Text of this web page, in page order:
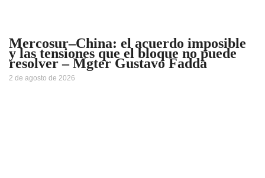
Mercosur–China: el acuerdo imposible
y las tensiones que el bloque no puede
resolver – Mgter Gustavo Fadda
2 de agosto de 2026